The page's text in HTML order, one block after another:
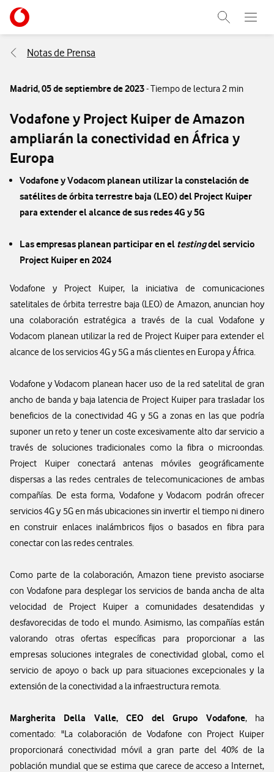
Ir a la pagina principal de vodafone.es
Abrir
Menu
Abre
Notas de Prensa
Madrid,05 de septiembre de 2023- Tiempo de lectura 2 min
Vodafone y Project Kuiper de Amazon
ampliarán la conectividad en África y
Europa
Vodafone y Vodacom planean utilizar la constelación de
satélites de órbita terrestre baja (LEO) del Project Kuiper
para extender el alcance de sus redes 4G y 5G
Las empresas planean participar en el testingdel servicio
Project Kuiper en 2024
Vodafone y Project Kuiper, la iniciativa de comunicaciones
satelitales de órbita terrestre baja (LEO) de Amazon, anuncian hoy
una colaboración estratégica a través de la cual Vodafone y
Vodacom planean utilizar la red de Project Kuiper para extender el
alcance de los servicios 4G y 5G a más clientes en Europa y África.
Vodafone y Vodacom planean hacer uso de la red satelital de gran
ancho de banda y baja latencia de Project Kuiper para trasladar los
beneficios de la conectividad 4G y 5G a zonas en las que podría
suponer un reto y tener un coste excesivamente alto dar servicio a
través de soluciones tradicionales como la fibra o microondas.
Project Kuiper conectará antenas móviles geográficamente
dispersas a las redes centrales de telecomunicaciones de ambas
compañías. De esta forma, Vodafone y Vodacom podrán ofrecer
servicios 4G y 5G en más ubicaciones sin invertir el tiempo ni dinero
en construir enlaces inalámbricos fijos o basados en fibra para
conectar con las redes centrales.
Como parte de la colaboración, Amazon tiene previsto asociarse
con Vodafone para desplegar los servicios de banda ancha de alta
velocidad de Project Kuiper a comunidades desatendidas y
desfavorecidas de todo el mundo. Asimismo, las compañías están
valorando otras ofertas específicas para proporcionar a las
empresas soluciones integrales de conectividad global, como el
servicio de apoyo o back up para situaciones excepcionales y la
extensión de la conectividad a la infraestructura remota.
Margherita Della Valle, CEO del Grupo Vodafone, ha
comentado: "La colaboración de Vodafone con Project Kuiper
proporcionará conectividad móvil a gran parte del 40% de la
población mundial que se estima que carece de acceso a Internet,